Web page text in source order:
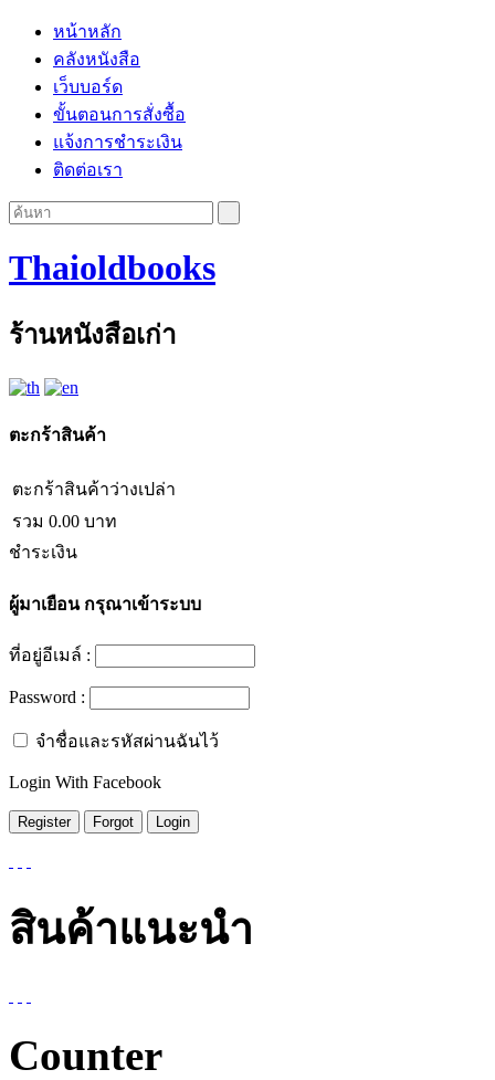
หน้าหลัก
คลังหนังสือ
เว็บบอร์ด
ขั้นตอนการสั่งซื้อ
แจ้งการชำระเงิน
ติดต่อเรา
Thaioldbooks
ร้านหนังสือเก่า
ตะกร้าสินค้า
ตะกร้าสินค้าว่างเปล่า
รวม 0.00 บาท
ชำระเงิน
ผู้มาเยือนกรุณาเข้าระบบ
ที่อยู่อีเมล์ :
Password :
จำชื่อและรหัสผ่านฉันไว้
Login With Facebook
สินค้าแนะนำ
Counter